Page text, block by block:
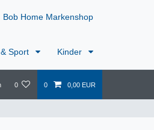
Bob Home Markenshop
Sport Kinder
0 0 0,00 EUR